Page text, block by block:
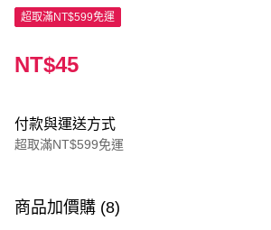
超取滿NT$599免運
NT$45
付款與運送方式
超取滿NT$599免運
信用卡一次付款
商品加價購 (8)